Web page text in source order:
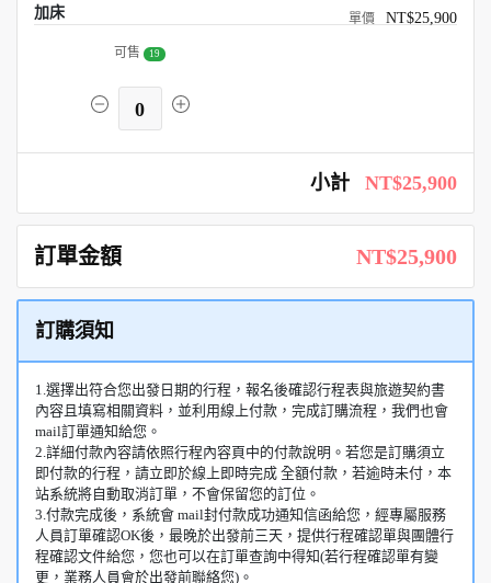
加床 NT$25,900
可售 19
0
小計 NT$25,900
訂單金額 NT$25,900
訂購須知
1.選擇出符合您出發日期的行程，報名後確認行程表與旅遊契約書
內容且填寫相關資料，並利用線上付款，完成訂購流程，我們也會
mail訂單通知給您。
2.詳細付款內容請依照行程內容頁中的付款說明。若您是訂購須立
即付款的行程，請立即於線上即時完成 全額付款，若逾時未付，本
站系統將自動取消訂單，不會保留您的訂位。
3.付款完成後，系統會 mail封付款成功通知信函給您，經專屬服務
人員訂單確認OK後，最晚於出發前三天，提供行程確認單與團體行
程確認文件給您，您也可以在訂單查詢中得知(若行程確認單有變
更，業務人員會於出發前聯絡您)。